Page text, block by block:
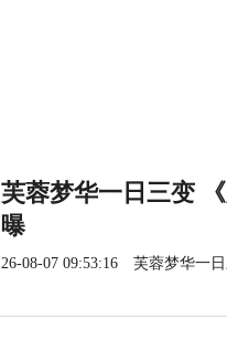
芙蓉梦华一日三变
曝
26-08-07 09:53:16 芙蓉梦华一